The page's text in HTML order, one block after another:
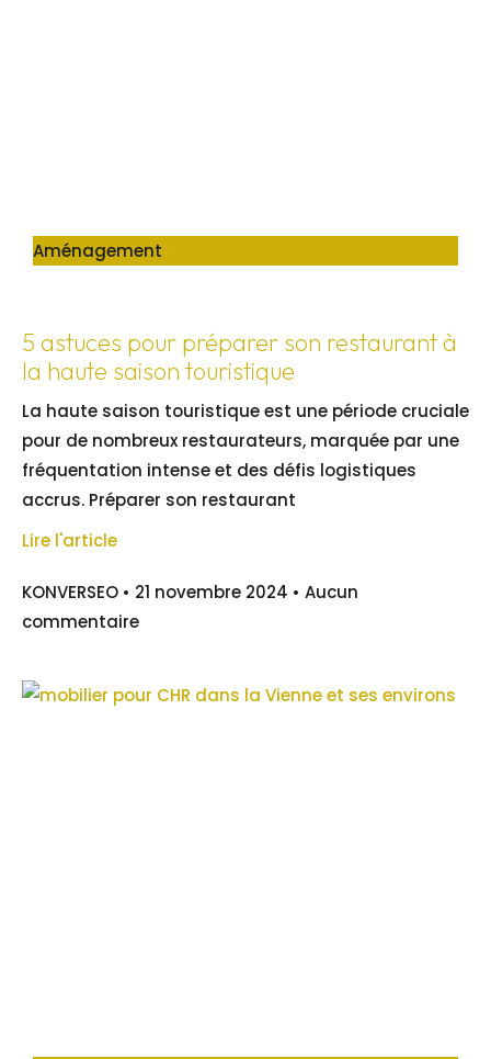
Aménagement
5 astuces pour préparer son restaurant à
la haute saison touristique
La haute saison touristique est une période cruciale
pour de nombreux restaurateurs, marquée par une
fréquentation intense et des défis logistiques
accrus. Préparer son restaurant
Lire l'article
KONVERSEO 21 novembre 2024
Aucun
commentaire